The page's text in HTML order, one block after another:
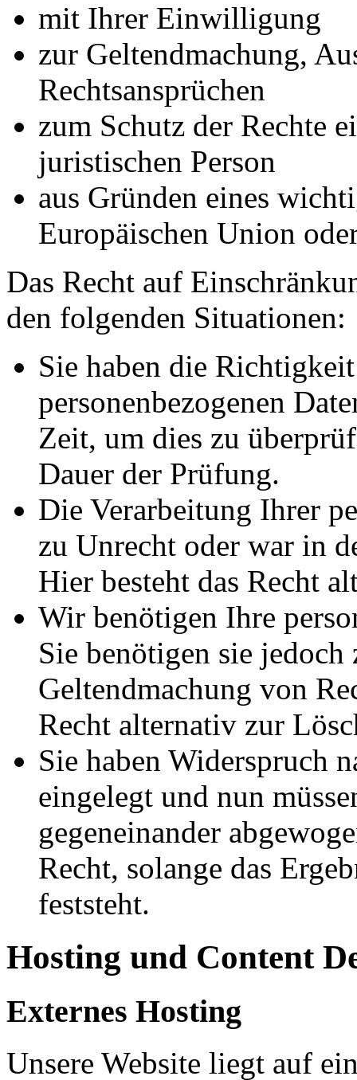
mit Ihrer Einwilligung
zur Geltendmachung,
Rechtsansprüchen
zum Schutz der Rechte
juristischen Person
aus Gründen eines
Europäischen Union
Das Recht auf
den folgenden Situationen:
Sie haben die
personenbezogenen
Zeit, um dies zu
Dauer der Prüfung.
Die Verarbeitung Ihrer
zu Unrecht oder war in
Hier besteht das Recht
Wir benötigen Ihre
Sie benötigen sie
Geltendmachung von
Recht alternativ zur
Sie haben Widerspruch
eingelegt und nun
gegeneinander
Recht, solange das
feststeht.
Hosting und Content
Externes Hosting
Unsere Website liegt auf